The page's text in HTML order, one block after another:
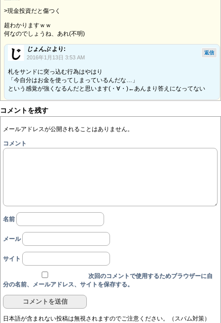
>現金投資だと傷つく
超わかりますｗｗ
何なのでしょうね、あれ(不明)
じょんぷ より:
2016年1月13日 3:53 AM
札をサンドに突っ込む行為はやはり
「今自分はお金を使ってしまっているんだな…」
という感覚が強くなるんだと思います(・∀・)←あんまり答えになってない
返信
コメントを残す
メールアドレスが公開されることはありません。
コメント
名前
メール
サイト
次回のコメントで使用するためブラウザーに自
分の名前、メールアドレス、サイトを保存する。
日本語が含まれない投稿は無視されますのでご注意ください。（スパム対策）